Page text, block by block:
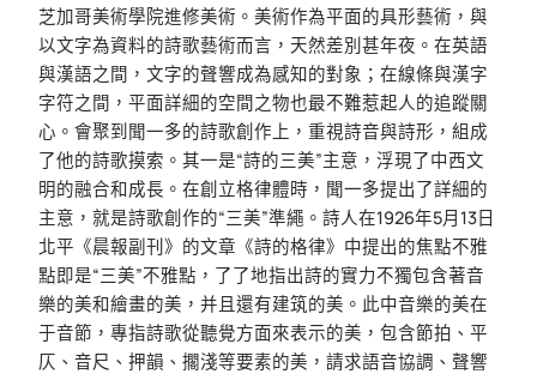
芝加哥美術學院進修美術。美術作為平面的具形藝術，與
以文字為資料的詩歌藝術而言，天然差別甚年夜。在英語
與漢語之間，文字的聲響成為感知的對象；在線條與漢字
字符之間，平面詳細的空間之物也最不難惹起人的追蹤關
心。會聚到聞一多的詩歌創作上，重視詩音與詩形，組成
了他的詩歌摸索。其一是“詩的三美”主意，浮現了中西文
明的融合和成長。在創立格律體時，聞一多提出了詳細的
主意，就是詩歌創作的“三美”準繩。詩人在1926年5月13日
北平《晨報副刊》的文章《詩的格律》中提出的焦點不雅
點即是“三美”不雅點，了了地指出詩的實力不獨包含著音
樂的美和繪畫的美，并且還有建筑的美。此中音樂的美在
于音節，專指詩歌從聽覺方面來表示的美，包含節拍、平
仄、音尺、押韻、擱淺等要素的美，請求語音協調、聲響